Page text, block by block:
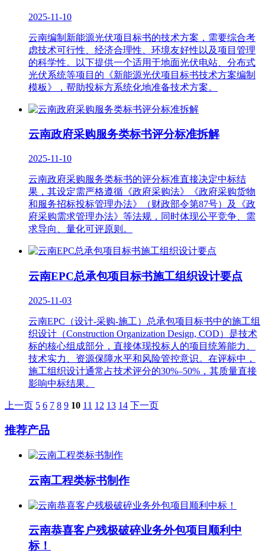
2025-11-10
云南编制新能源光伏项目标书的技术方案，需要综合考
虑技术可行性、经济合理性、环境友好性以及项目管理
的科学性。以下提供一个适用于地面光伏电站、分布式
光伏系统等项目的《新能源光伏项目标书技术方案编制
模板》，帮助投标方系统化地准备技术方案。
云南政府采购服务类标书评分标准拆解
2025-11-10
云南政府采购服务类标书的评分标准直接决定中标结
果，其设定需严格遵循《政府采购法》《政府采购货物
和服务招标投标管理办法》（财政部令第87号）及《政
府采购需求管理办法》等法规，同时体现公平竞争、需
求导向、量化可评原则。
云南EPC总承包项目标书施工组织设计要点
2025-11-03
云南EPC（设计-采购-施工）总承包项目标书中的施工组
织设计（Construction Organization Design, COD）是技术
标的核心组成部分，直接体现投标人的项目统筹能力、
技术实力、资源保障水平和风险管控意识。在评标中，
施工组织设计通常占技术评分的30%–50%，其质量直接
影响中标结果。
上一页 5 6 7 8 9 10 11 12 13 14 下一页
推荐产品
云南工程类标书制作
云南恭喜客户残极破碎业务外包项目顺利中
标！